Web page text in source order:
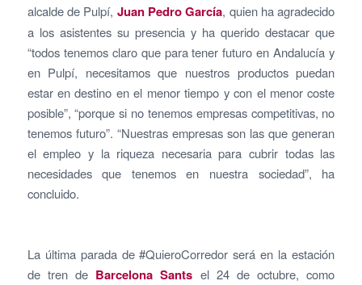
alcalde de Pulpí, Juan Pedro García, quien ha agradecido
a los asistentes su presencia y ha querido destacar que
“todos tenemos claro que para tener futuro en Andalucía y
en Pulpí, necesitamos que nuestros productos puedan
estar en destino en el menor tiempo y con el menor coste
posible”, “porque si no tenemos empresas competitivas, no
tenemos futuro”. “Nuestras empresas son las que generan
el empleo y la riqueza necesaria para cubrir todas las
necesidades que tenemos en nuestra sociedad”, ha
concluido.
La última parada de #QuieroCorredor será en la estación
de tren de Barcelona Sants el 24 de octubre, como